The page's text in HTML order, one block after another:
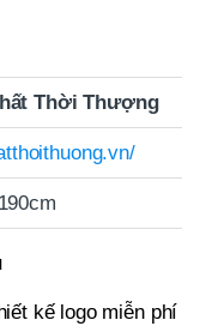
Thời Thượng
kế logo miễn phí